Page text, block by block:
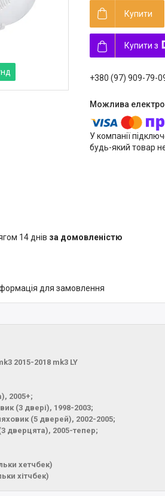
Купити
Купити з
+380 (97) 909-79-
У компанії
будь-який товар
14 днів за домовленістю
для замовлення
2015-2018 mk3 LY
2005+;
(3 двері), 1998-2003;
(5 дверей), 2002-2005;
дверцята), 2005-тепер;
хетчбек)
хітчбек)